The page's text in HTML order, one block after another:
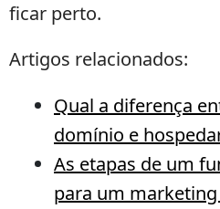
ficar perto.
Artigos relacionados:
Qual a diferença
domínio e
As etapas de um
para um marketing